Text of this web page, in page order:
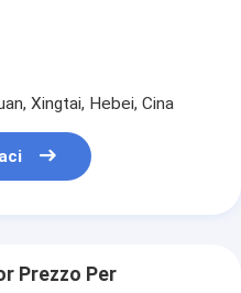
Xingtai, Hebei, Cina
Prezzo Per